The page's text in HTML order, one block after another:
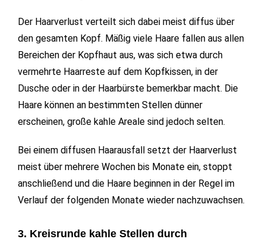
Der Haarverlust verteilt sich dabei meist diffus über
den gesamten Kopf. Mäßig viele Haare fallen aus allen
Bereichen der Kopfhaut aus, was sich etwa durch
vermehrte Haarreste auf dem Kopfkissen, in der
Dusche oder in der Haarbürste bemerkbar macht. Die
Haare können an bestimmten Stellen dünner
erscheinen, große kahle Areale sind jedoch selten.
Bei einem diffusen Haarausfall setzt der Haarverlust
meist über mehrere Wochen bis Monate ein, stoppt
anschließend und die Haare beginnen in der Regel im
Verlauf der folgenden Monate wieder nachzuwachsen.
3. Kreisrunde kahle Stellen durch